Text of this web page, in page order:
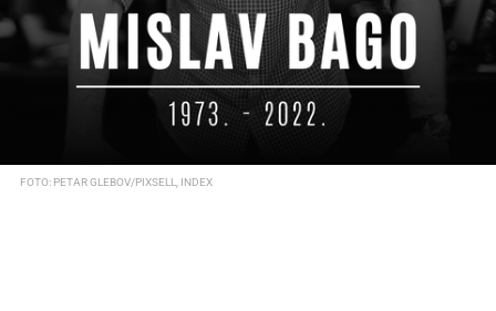
FOTO: PETAR GLEBOV/PIXSELL, INDEX